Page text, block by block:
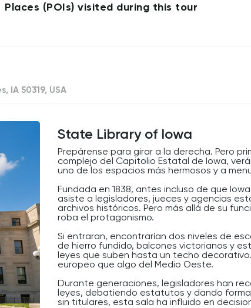
Places (POIs) visited during this tour
IA 50319, USA
State Library of Iowa
Prepárense para girar a la derecha. Pero
complejo del Capitolio Estatal de Iowa,
uno de los espacios más hermosos y a
Fundada en 1838, antes incluso de que
asiste a legisladores, jueces y agencias
archivos históricos. Pero más allá de su
roba el protagonismo.
Si entraran, encontrarían dos niveles de
de hierro fundido, balcones victorianos y
leyes que suben hasta un techo
europeo que algo del Medio Oeste.
Durante generaciones, legisladores han
leyes, debatiendo estatutos y dando forma
sin titulares, esta sala ha influido en